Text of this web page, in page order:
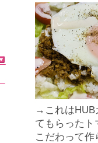
→これはHUB
てもらった
こだわって作